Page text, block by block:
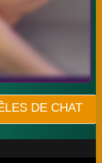
DE CHAT